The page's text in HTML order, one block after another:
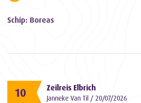
Schip: Boreas
10 Zeilreis Elbrich
Janneke Van Til / 20/07/2026